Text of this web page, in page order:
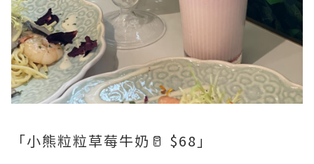
「小熊粒粒草莓牛奶🥛 $68」